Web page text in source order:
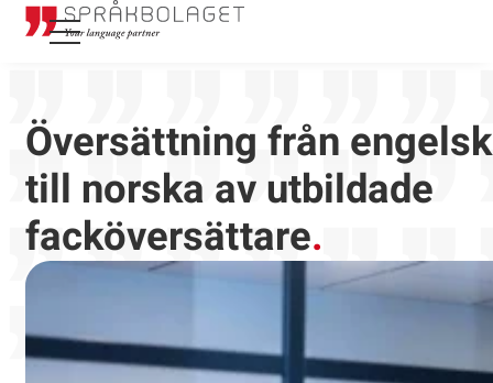
Översättning från
till norska av utbildade
facköversättare